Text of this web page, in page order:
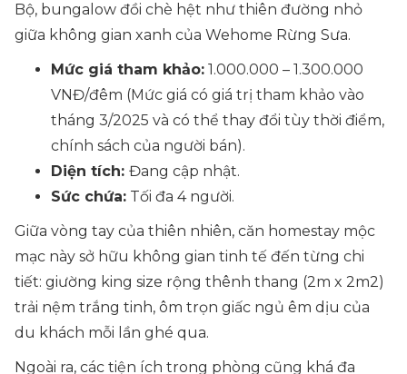
Bộ, bungalow đồi chè hệt như thiên đường nhỏ
giữa không gian xanh của Wehome Rừng Sưa.
Mức giá tham khảo: 1.000.000 – 1.300.000
VNĐ/đêm (Mức giá có giá trị tham khảo vào
tháng 3/2025 và có thể thay đổi tùy thời điểm,
chính sách của người bán).
Diện tích: Đang cập nhật.
Sức chứa: Tối đa 4 người.
Giữa vòng tay của thiên nhiên, căn homestay mộc
mạc này sở hữu không gian tinh tế đến từng chi
tiết: giường king size rộng thênh thang (2m x 2m2)
trải nệm trắng tinh, ôm trọn giấc ngủ êm dịu của
du khách mỗi lần ghé qua.
Ngoài ra, các tiện ích trong phòng cũng khá đa